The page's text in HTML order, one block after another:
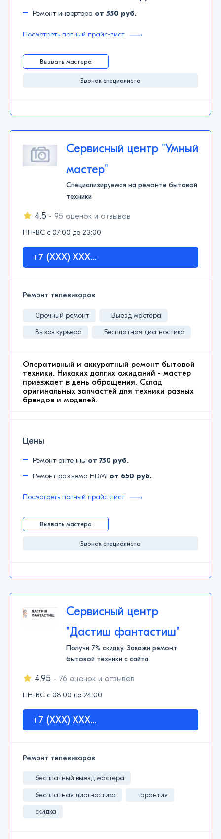
Ремонт инвертора от 550 руб.
Посмотреть полный прайс-лист
Вызвать мастера
Звонок специалиста
Сервисный центр "Умный
мастер"
Специализируемся на ремонте бытовой
техники
4.5 - 95 оценок и отзывов
+7 (XXX) XXX...
ПН-ВС с 07:00 до 23:00
Ремонт телевизоров
Срочный ремонт
Выезд мастера
Вызов курьера
Бесплатная диагностика
Оперативный и аккуратный ремонт бытовой
техники. Никаких долгих ожиданий - мастер
приезжает в день обращения. Склад
оригинальных запчастей для техники разных
брендов и моделей.
Цены
Ремонт антенны от 750 руб.
Ремонт разъема HDMI от 650 руб.
Посмотреть полный прайс-лист
Вызвать мастера
Звонок специалиста
Сервисный центр
"Дастиш фантастиш"
Получи 7% скидку. Закажи ремонт
бытовой техники с сайта.
4.95 - 76 оценок и отзывов
+7 (XXX) XXX...
ПН-ВС с 08:00 до 24:00
Ремонт телевизоров
бесплатный выезд мастера
бесплатная диагностика
гарантия
скидка